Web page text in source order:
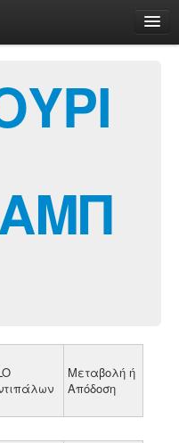
Μεταβολή ή
Απόδοση